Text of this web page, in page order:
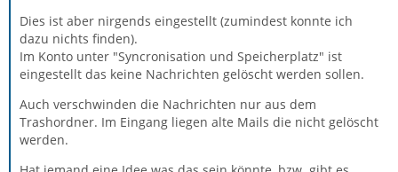
Dies ist aber nirgends eingestellt (zumindest konnte ich
dazu nichts finden).
Im Konto unter "Syncronisation und Speicherplatz" ist
eingestellt das keine Nachrichten gelöscht werden sollen.
Auch verschwinden die Nachrichten nur aus dem
Trashordner. Im Eingang liegen alte Mails die nicht gelöscht
werden.